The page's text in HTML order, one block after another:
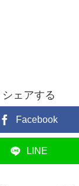
シェアする
Facebook
LINE